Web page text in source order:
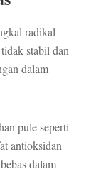
radikal
stabil dan
dalam
pule seperti
antioksidan
dalam